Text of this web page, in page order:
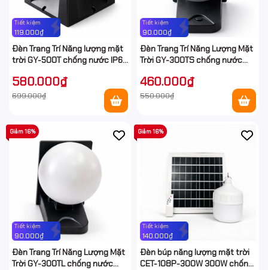
Tiết kiệm
119.000₫
Đèn Trang Trí Năng lượng mặt
trời GY-500T chống nước IP67
580.000₫
699.000₫
Tiết kiệm
90.000₫
Đèn Trang Trí Năng Lượng Mặt
Trời GY-300TS chống nước
460.000₫
550.000₫
Tiết kiệm
90.000₫
Giảm 16%
Đèn Trang Trí Năng Lượng Mặt
Trời GY-300TL chống nước
Tiết kiệm
140.000₫
Giảm 16%
Đèn búp năng lượng mặt trời
CET-108P-300W 300W chống